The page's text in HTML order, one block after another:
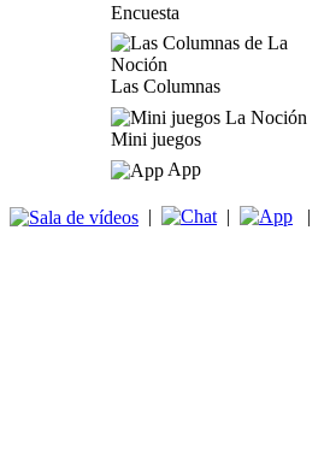
Encuesta
Las Columnas
Mini juegos
App
| | |